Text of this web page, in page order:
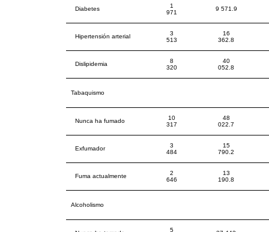
Diabetes
1
971
9 571.9
Hipertensión arterial
3
513
16
362.8
Dislipidemia
8
320
40
052.8
Tabaquismo
Nunca ha fumado
10
317
48
022.7
Exfumador
3
484
15
790.2
Fuma actualmente
2
646
13
190.8
Alcoholismo
5